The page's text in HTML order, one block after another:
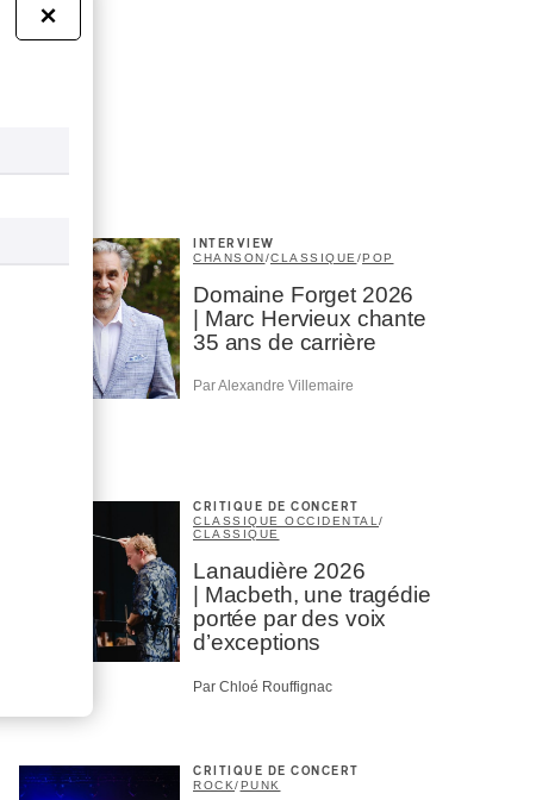
INTERVIEW
CHANSON/CLASSIQUE /POP
Domaine Forget 2026
| Marc Hervieux chante
35 ans de carrière
Par Alexandre Villemaire
CRITIQUE DE CONCERT
CLASSIQUE OCCIDENTAL/
CLASSIQUE
Lanaudière 2026
| Macbeth, une tragédie
portée par des voix
d’exceptions
Par Chloé Rouffignac
CRITIQUE DE CONCERT
ROCK/PUNK
×